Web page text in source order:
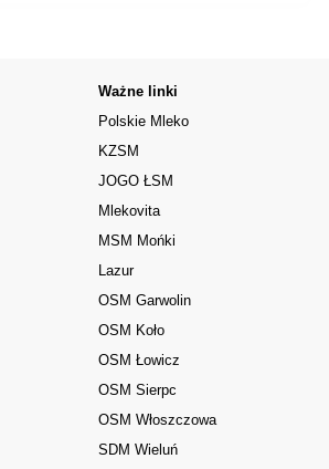
Ważne linki
Polskie Mleko
KZSM
JOGO ŁSM
Mlekovita
MSM Mońki
Lazur
OSM Garwolin
OSM Koło
OSM Łowicz
OSM Sierpc
OSM Włoszczowa
SDM Wieluń